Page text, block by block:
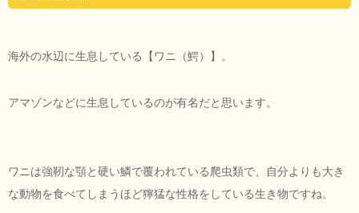
海外の水辺に生息している【ワニ（鰐）】。
アマゾンなどに生息しているのが有名だと思います。
ワニは強靭な顎と硬い鱗で覆われている爬虫類で、自分よりも大き
な動物を食べてしまうほど獰猛な性格をしている生き物ですね。